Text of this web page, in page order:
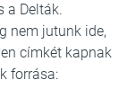
a Delták.
nem jutunk ide,
címkét kapnak
forrása: